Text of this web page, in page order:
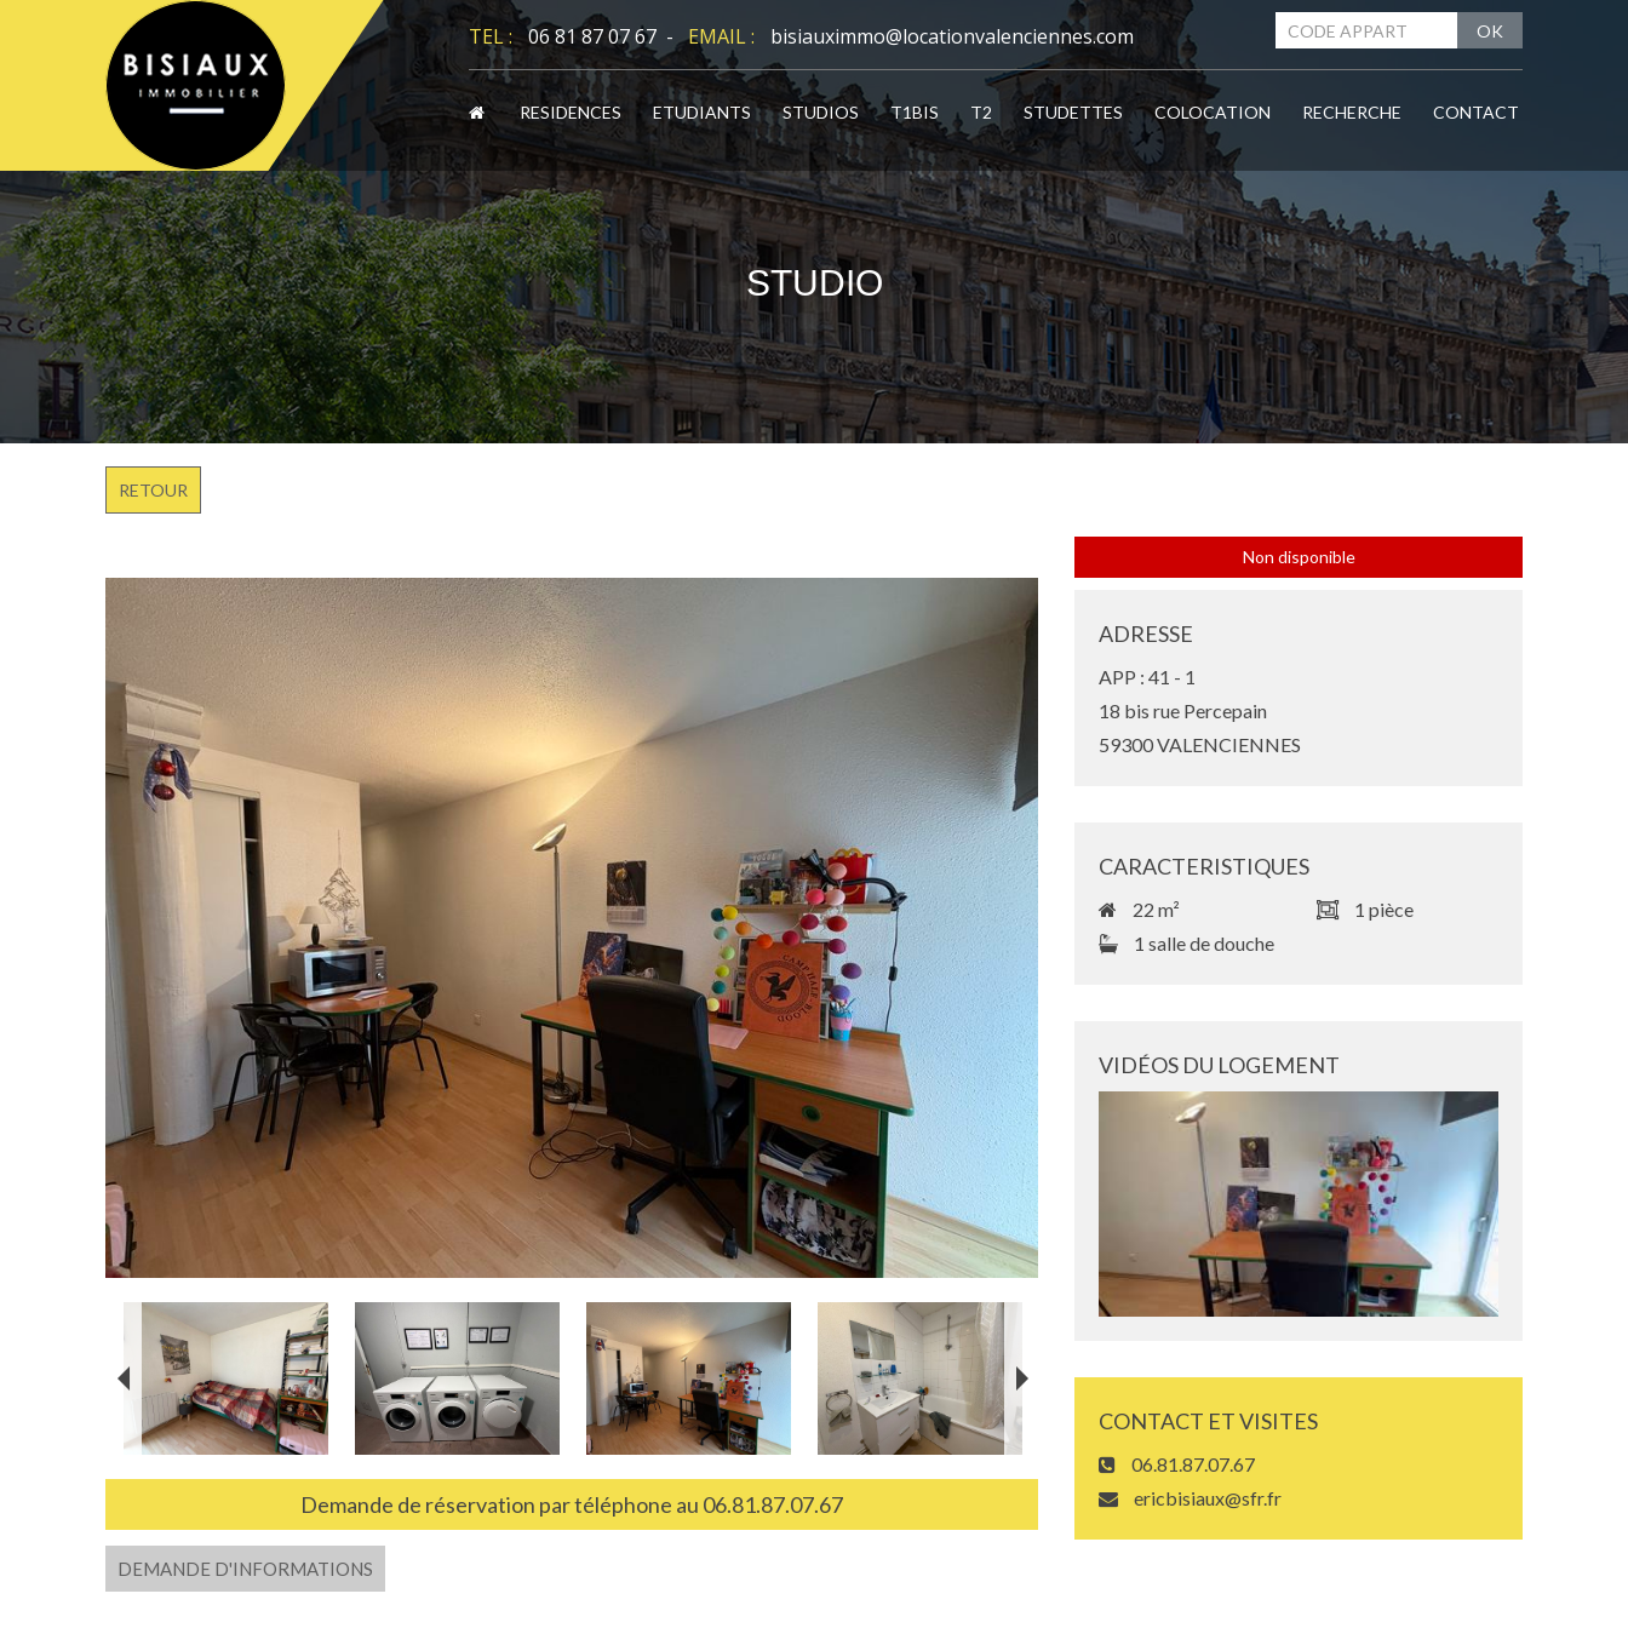
TEL : 06 81 87 07 67 -EMAIL : bisiauximmo@locationvalenciennes.com OK
RESIDENCES ETUDIANTS STUDIOS T1BIS T2 STUDETTES COLOCATION RECHERCHE CONTACT
STUDIO
RETOUR
Demande de réservation par téléphone au 06.81.87.07.67
DEMANDE D'INFORMATIONS
Non disponible
ADRESSE
APP : 41 - 1
18 bis rue Percepain
59300 VALENCIENNES
CARACTERISTIQUES
22 m²
1 pièce
1 salle de douche
VIDÉOS DU LOGEMENT
CONTACT ET VISITES
06.81.87.07.67
ericbisiaux@sfr.fr
Panneau de gestion des cookies